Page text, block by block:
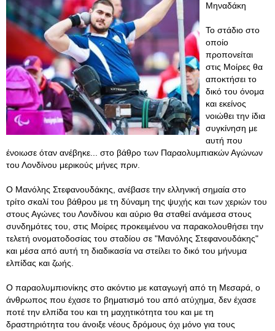
Μηναδάκη
Το στάδιο στο
οποίο
προπονείται
στις Μοίρες θα
αποκτήσει το
δικό του όνομα
και εκείνος
νοιώθει την ίδια
συγκίνηση με
αυτή που
ένοιωσε όταν ανέβηκε... στο βάθρο των Παραολυμπιακών Αγώνων
του Λονδίνου μερικούς μήνες πριν.
Ο Μανόλης Στεφανουδάκης, ανέβασε την ελληνική σημαία στο
τρίτο σκαλί του βάθρου με τη δύναμη της ψυχής και των χεριών του
στους Αγώνες του Λονδίνου και αύριο θα σταθεί ανάμεσα στους
συνδημότες του, στις Μοίρες προκειμένου να παρακολουθήσει την
τελετή ονοματοδοσίας του σταδίου σε "Μανόλης Στεφανουδάκης"
και μέσα από αυτή τη διαδικασία να στείλει το δικό του μήνυμα
ελπίδας και ζωής.
Ο παραολυμπιονίκης στο ακόντιο με καταγωγή από τη Μεσαρά, ο
άνθρωπος που έχασε το βηματισμό του από ατύχημα, δεν έχασε
ποτέ την ελπίδα του και τη μαχητικότητα του και με τη
δραστηριότητα του άνοιξε νέους δρόμους όχι μόνο για τους